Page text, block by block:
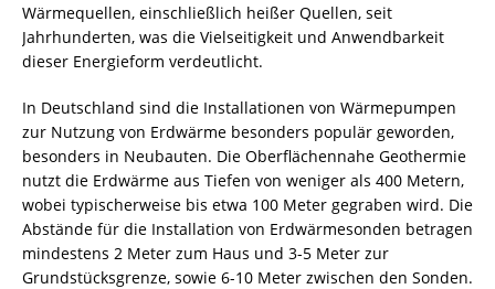
Wärmequellen, einschließlich heißer Quellen, seit
Jahrhunderten, was die Vielseitigkeit und Anwendbarkeit
dieser Energieform verdeutlicht.
In Deutschland sind die Installationen von Wärmepumpen
zur Nutzung von Erdwärme besonders populär geworden,
besonders in Neubauten. Die Oberflächennahe Geothermie
nutzt die Erdwärme aus Tiefen von weniger als 400 Metern,
wobei typischerweise bis etwa 100 Meter gegraben wird. Die
Abstände für die Installation von Erdwärmesonden betragen
mindestens 2 Meter zum Haus und 3-5 Meter zur
Grundstücksgrenze, sowie 6-10 Meter zwischen den Sonden.